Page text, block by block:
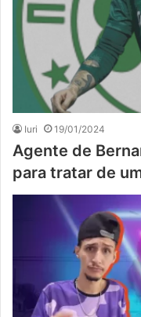
Iuri 19/01/2024
Agente de
para tratar de